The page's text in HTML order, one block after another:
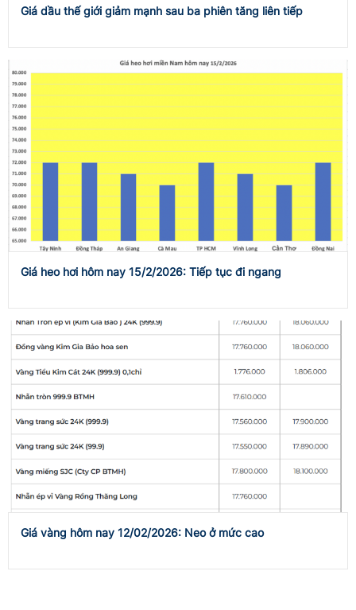
Giá dầu thế giới giảm mạnh sau ba phiên tăng liên tiếp
Giá heo hơi hôm nay 15/2/2026: Tiếp tục đi ngang
Giá vàng hôm nay 12/02/2026: Neo ở mức cao